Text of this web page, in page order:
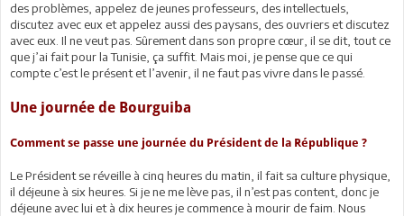
des problèmes, appelez de jeunes professeurs, des intellectuels,
discutez avec eux et appelez aussi des paysans, des ouvriers et discutez
avec eux. Il ne veut pas. Sûrement dans son propre cœur, il se dit, tout ce
que j’ai fait pour la Tunisie, ça suffit. Mais moi, je pense que ce qui
compte c’est le présent et l’avenir, il ne faut pas vivre dans le passé.
Une journée de Bourguiba
Comment se passe une journée du Président de la République ?
Le Président se réveille à cinq heures du matin, il fait sa culture physique,
il déjeune à six heures. Si je ne me lève pas, il n’est pas content, donc je
déjeune avec lui et à dix heures je commence à mourir de faim. Nous